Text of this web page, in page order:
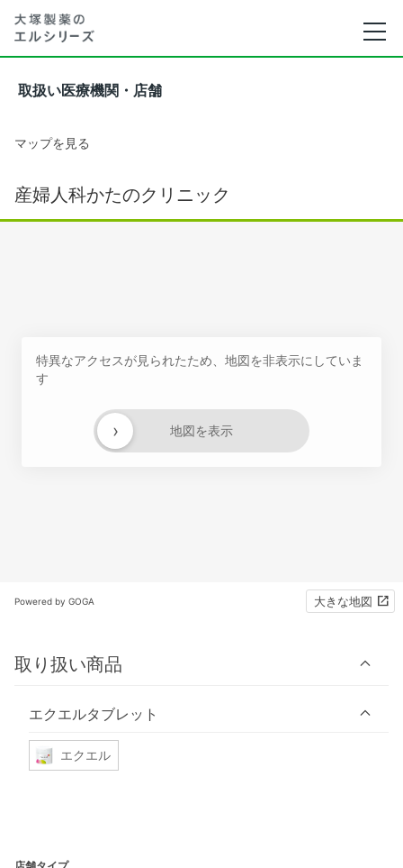
取扱い医療機関・店舗
マップを見る
産婦人科かたのクリニック
特異なアクセスが見られたため、地図を非表示にしていま
す
地図を表示
›
Powered by GOGA 大きな地図
取り扱い商品
エクエルタブレット
エクエル